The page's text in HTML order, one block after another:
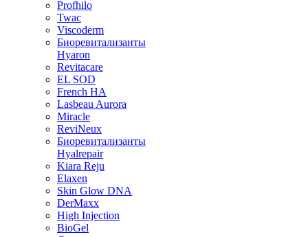
Profhilo
Twac
Viscoderm
Биоревитализанты
Hyaron
Revitacare
EL SOD
French HA
Lasbeau Aurora
Miracle
ReviNeux
Биоревитализанты
Hyalrepair
Kiara Reju
Elaxen
Skin Glow DNA
DerMaxx
High Injection
BioGel